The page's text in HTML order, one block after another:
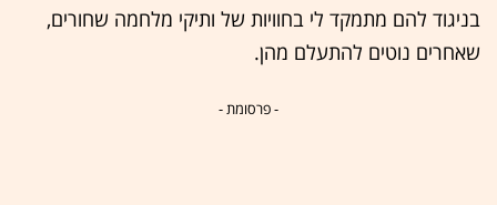
בניגוד להם מתמקד לי בחוויות של ותיקי מלחמה שחורים,
שאחרים נוטים להתעלם מהן.
- פרסומת -